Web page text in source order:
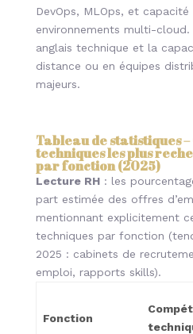
DevOps, MLOps, et
environnements multi-
anglais technique et la
distance ou en équipes
majeurs.
Tableau de statistiques
techniques les plus
par fonction (2025)
Lecture RH: les
part estimée des offres
mentionnant explicitement
techniques par fonction
2025 : cabinets de
emploi, rapports skills).
Fonction